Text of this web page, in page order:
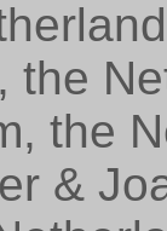
the
the
&